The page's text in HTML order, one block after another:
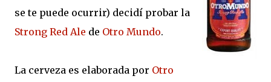
se te puede ocurrir) decidí probar la
Strong Red Ale de Otro Mundo.
La cerveza es elaborada por Otro